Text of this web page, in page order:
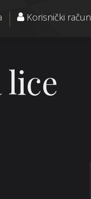
Korisnički račun
lice